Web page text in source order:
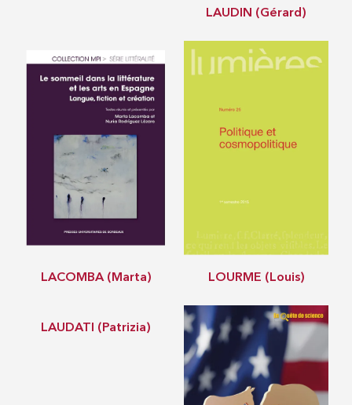
LAUDIN (Gérard)
LACOMBA (Marta) LOURME (Louis)
LAUDATI (Patrizia)